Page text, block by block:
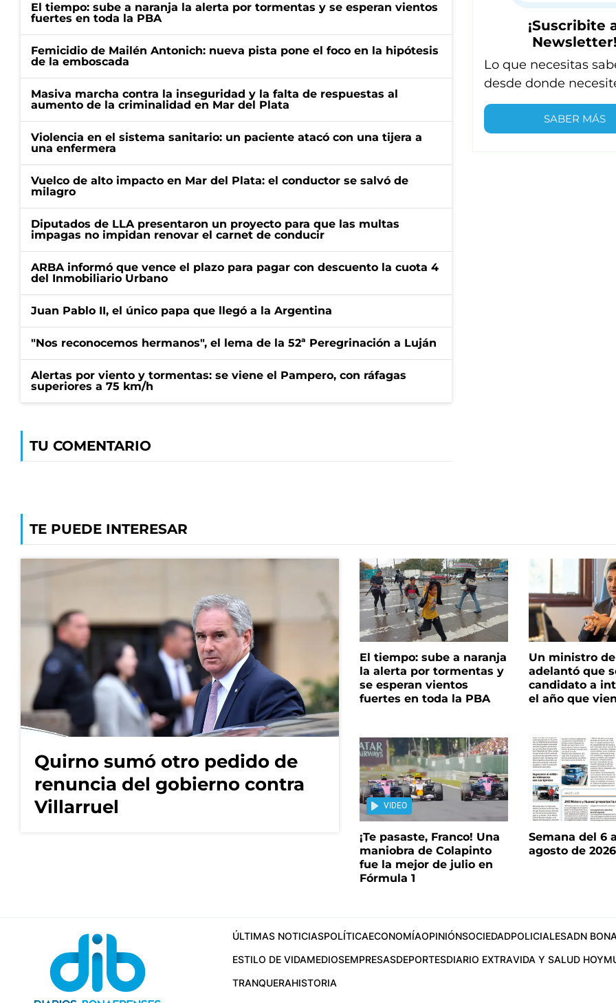
El tiempo: sube a naranja la alerta por tormentas y se esperan vientos
fuertes en toda la PBA
Femicidio de Mailén Antonich: nueva pista pone el foco en la hipótesis
de la emboscada
Masiva marcha contra la inseguridad y la falta de respuestas al
aumento de la criminalidad en Mar del Plata
Violencia en el sistema sanitario: un paciente atacó con una tijera a
una enfermera
Vuelco de alto impacto en Mar del Plata: el conductor se salvó de
milagro
Diputados de LLA presentaron un proyecto para que las multas
impagas no impidan renovar el carnet de conducir
ARBA informó que vence el plazo para pagar con descuento la cuota 4
del Inmobiliario Urbano
Juan Pablo II, el único papa que llegó a la Argentina
"Nos reconocemos hermanos", el lema de la 52ª Peregrinación a Luján
Alertas por viento y tormentas: se viene el Pampero, con ráfagas
superiores a 75 km/h
TU COMENTARIO
¡Suscribite
Lo que necesitas
desde donde
SABER MÁS
TE PUEDE INTERESAR
Quirno sumó otro pedido de
renuncia del gobierno contra
Villarruel
El tiempo: sube a naranja
la alerta por tormentas y
se esperan vientos
fuertes en toda la PBA
Un ministro
adelantó que
candidato a
el año que
VIDEO
¡Te pasaste, Franco! Una
maniobra de Colapinto
fue la mejor de julio en
Fórmula 1
Semana del 6
agosto de 2026
ÚLTIMAS NOTICIASPOLÍTICAECONOMÍAOPINIÓNSOCIEDADPOLICIALESADN
ESTILO DE VIDAMEDIOSEMPRESASDEPORTESDIARIO EXTRAVIDA Y SALUD HOY
TRANQUERAHISTORIA